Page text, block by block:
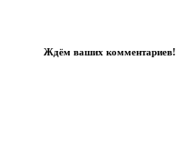
Ждём ваших комментариев!